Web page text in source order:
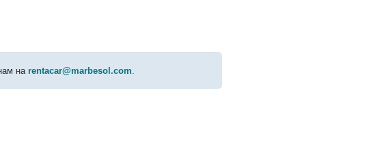
на rentacar@marbesol.com